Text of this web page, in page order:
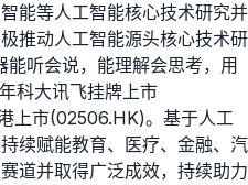
能等人工智能核心技术研究并
推动人工智能源头核心技术研
听会说，能理解会思考，用
科大讯飞挂牌上市
上市(02506.HK)。基于人工
续赋能教育、医疗、金融、汽
道并取得广泛成效，持续助力